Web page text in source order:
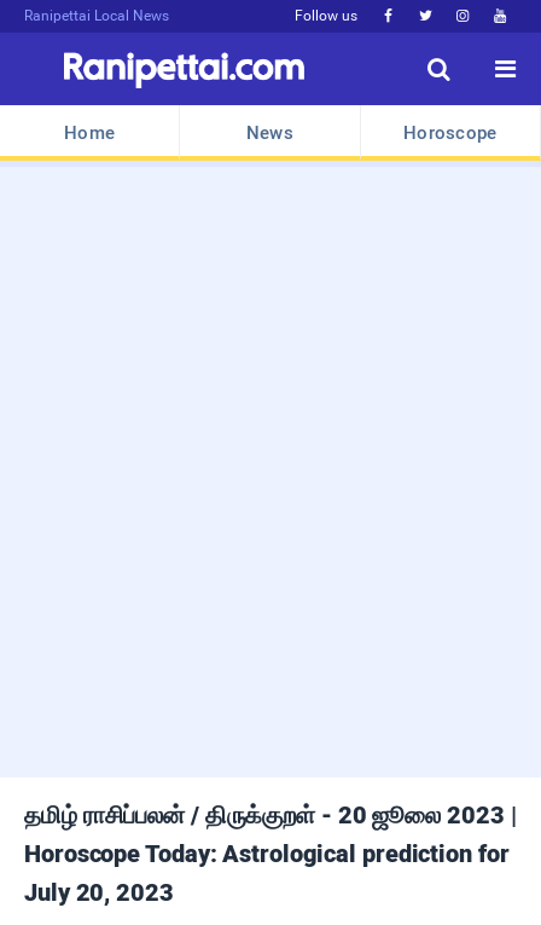
Ranipettai Local News Follow us    


Home News Horoscope
தமிழ் ராசிப்பலன் / திருக்குறள் - 20 ஜூலை 2023 |
Horoscope Today: Astrological prediction for
July 20, 2023